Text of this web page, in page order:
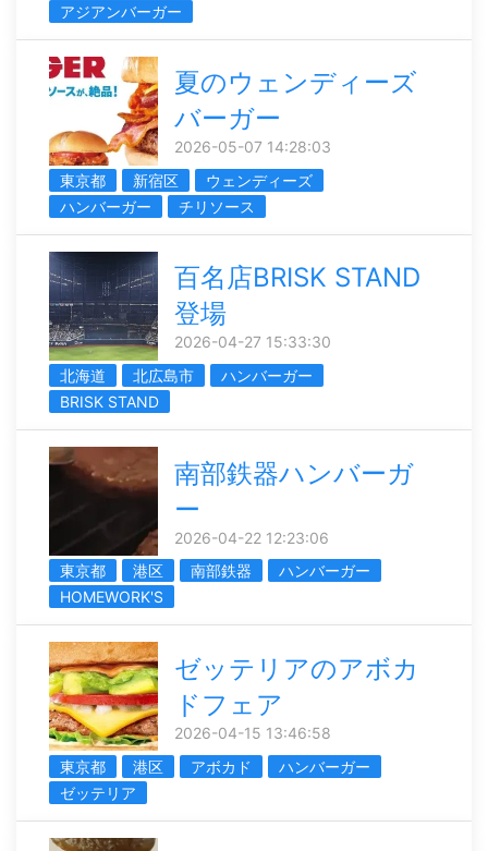
アジアンバーガー
夏のウェンディーズ
バーガー
2026-05-07 14:28:03
東京都
新宿区
ウェンディーズ
ハンバーガー
チリソース
百名店BRISK STAND
登場
2026-04-27 15:33:30
北海道
北広島市
ハンバーガー
BRISK STAND
南部鉄器ハンバーガ
ー
2026-04-22 12:23:06
東京都
港区 南部鉄器
ハンバーガー
HOMEWORK'S
ゼッテリアのアボカ
ドフェア
2026-04-15 13:46:58
東京都
港区 アボカド
ハンバーガー
ゼッテリア